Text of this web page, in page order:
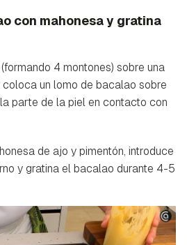
con mahonesa y gratina
4 montones) sobre una
un lomo de bacalao sobre
parte de la piel en contacto con
de ajo y pimentón, introduce
y gratina el bacalao durante 4-5